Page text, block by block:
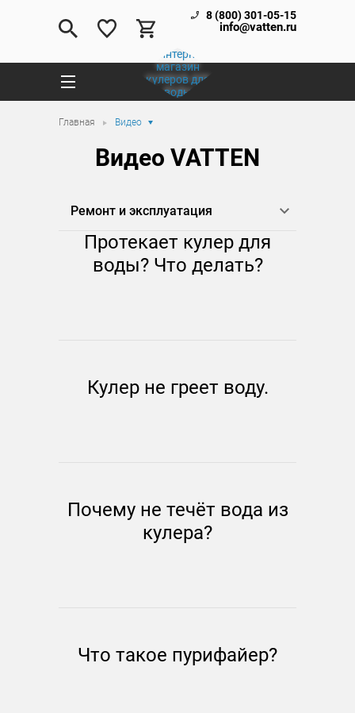
8 (800) 301-05-15
info@vatten.ru
Главная Видео
Видео VATTEN
Ремонт и эксплуатация
Протекает кулер для
воды? Что делать?
Кулер не греет воду.
Почему не течёт вода из
кулера?
Что такое пурифайер?